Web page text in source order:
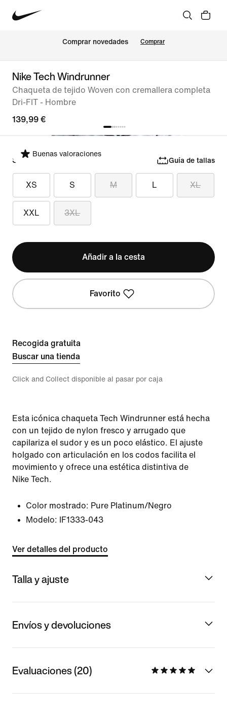
Comprar novedades Comprar
Nike Tech Windrunner
Chaqueta de tejido Woven con cremallera completa
Dri-FIT - Hombre
139,99 €
Buenas valoraciones
Selecciona tu talla Guía de tallas
XS S M L XL
XXL 3XL
Añadir a la cesta
Favorito
Recogida gratuita
Buscar una tienda
Click and Collect disponible al pasar por caja
Esta icónica chaqueta Tech Windrunner está hecha
con un tejido de nylon fresco y arrugado que
capilariza el sudor y es un poco elástico. El ajuste
holgado con articulación en los codos facilita el
movimiento y ofrece una estética distintiva de
Nike Tech.
Color mostrado: Pure Platinum/Negro
Modelo:
IF1333-043
Ver detalles del producto
Talla y ajuste
Envíos y devoluciones
Evaluaciones (20)